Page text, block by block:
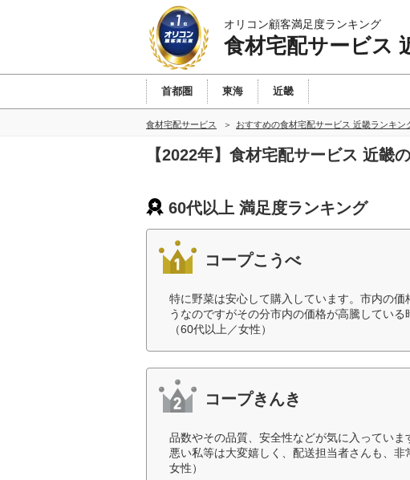
オリコン顧客満足度ランキング
食材宅配サービス
首都圏 東海 近畿
食材宅配サービス おすすめの食材宅配サービス 近畿ランキン
【2022年】食材宅配サービス 近畿
60代以上 満足度ランキング
コープこうべ
特に野菜は安心して購入しています。市内の
うなのですがその分市内の価格が高騰してい
（60代以上／女性）
コープきんき
品数やその品質、安全性などが気に入ってい
悪い私等は大変嬉しく、配送担当者さんも、
女性）